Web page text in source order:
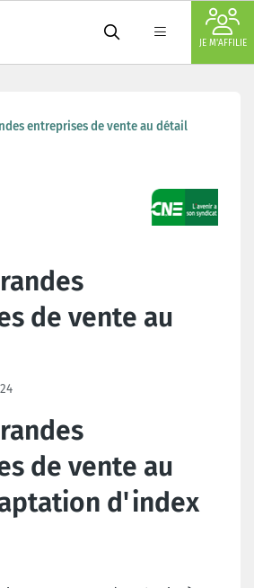
JE M'AFFILIE
entreprises de vente au détail
de vente au
de vente au
d'index